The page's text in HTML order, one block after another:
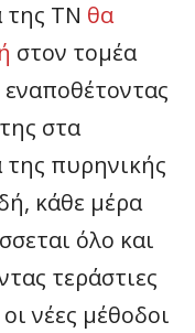
της ΤΝ θα
στον τομέα
στα
πυρηνικής
κάθε μέρα
όλο και
τεράστιες
νέες μέθοδοι